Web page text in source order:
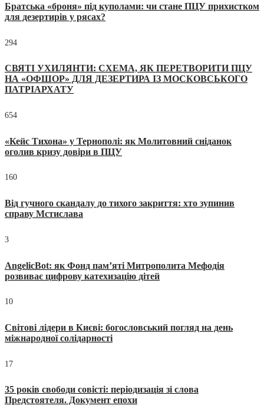
Братська «броня» під куполами: чи стане ПЦУ прихистком
для дезертирів у рясах?
294
СВЯТІ УХИЛЯНТИ: СХЕМА, ЯК ПЕРЕТВОРИТИ ПЦУ
НА «ОФШОР» ДЛЯ ДЕЗЕРТИРА ІЗ МОСКОВСЬКОГО
ПАТРІАРХАТУ
654
«Кейс Тихона» у Тернополі: як Молитовний сніданок
оголив кризу довіри в ПЦУ
160
Від гучного скандалу до тихого закриття: хто зупинив
справу Мстислава
3
AngelicBot: як Фонд пам’яті Митрополита Мефодія
розвиває цифрову катехизацію дітей
10
Світові лідери в Києві: богословський погляд на день
міжнародної солідарності
17
35 років свободи совісті: періодизація зі слова
Предстоятеля. Документ епохи